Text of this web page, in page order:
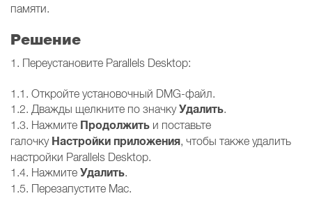
памяти.
Решение
1. Переустановите Parallels Desktop:
1.1. Откройте установочный DMG-файл.
1.2. Дважды щелкните по значкуУдалить.
1.3. Нажмите Продолжить и поставьте
галочку Настройки приложения, чтобы также удалить
настройки Parallels Desktop.
1.4. Нажмите Удалить.
1.5. Перезапустите Мас.